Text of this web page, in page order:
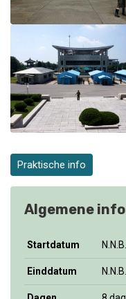
Praktische info
Algemene info
Startdatum N.N.B.
Einddatum N.N.B.